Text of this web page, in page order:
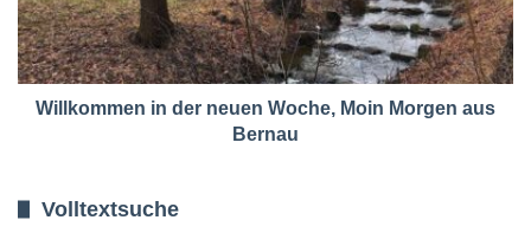
Willkommen in der neuen Woche, Moin Morgen aus
Bernau
Volltextsuche